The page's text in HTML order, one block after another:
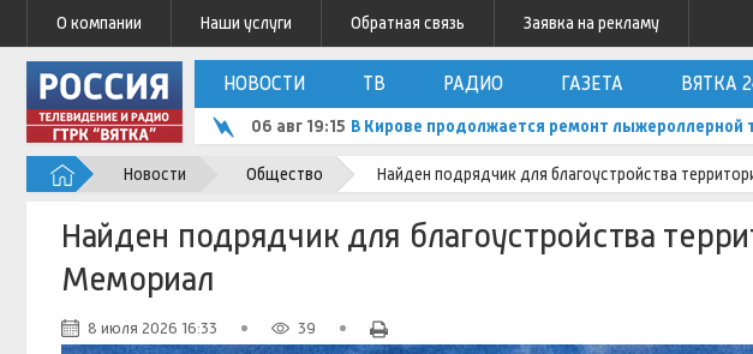
О компании Наши услуги Обратная связь Заявка на рекламу
НОВОСТИ ТВ РАДИО ГАЗЕТА ВЯТКА
06 авг 19:15 В Кирове продолжается ремонт лыжероллерной
Новости Общество Найден подрядчик для благоустройства
Найден подрядчик для благоустройства
Мемориал
8 июля 2026 16:33 39